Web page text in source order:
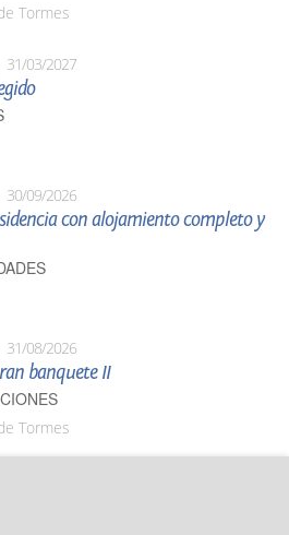
Tormes
31/03/2027
30/09/2026
con alojamiento completo y
31/08/2026
banquete II
Tormes